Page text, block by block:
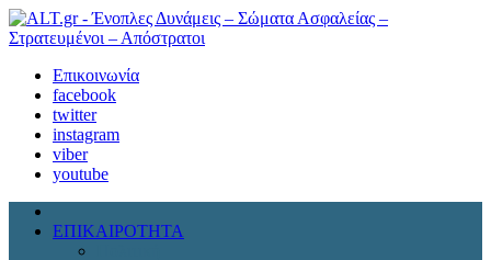
Επικοινωνία
facebook
twitter
instagram
viber
youtube
ΕΠΙΚΑΙΡΟΤΗΤΑ